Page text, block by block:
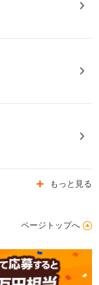
もっと見る
ページトップへ